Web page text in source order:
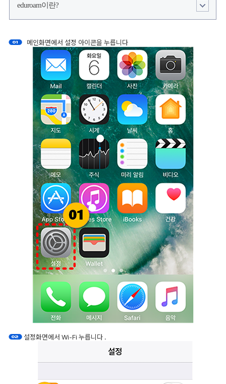
eduroam이란?
메인화면에서 설정 아이콘을 누릅니다
설정화면에서 Wi-Fi 누릅니다 .